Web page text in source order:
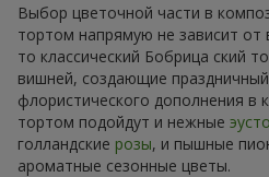
Выбор цветочной части в
тортом напрямую не зависит от
то классический Бобрица ский
вишней, создающие праздничный
флористического дополнения в
тортом подойдут и нежные
голландские розы, и пышные
ароматные сезонные цветы.